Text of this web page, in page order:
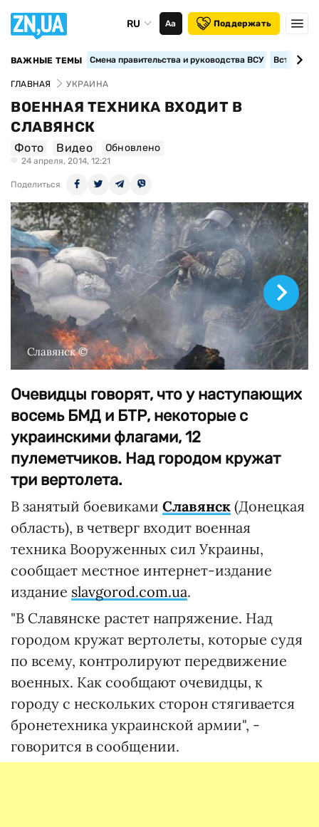
RU Аа Поддержать
ВАЖНЫЕ ТЕМЫ Смена правительства и руководства ВСУ
ГЛАВНАЯ УКРАИНА
ВОЕННАЯ ТЕХНИКА ВХОДИТ В
СЛАВЯНСК
Фото Видео Обновлено
24 апреля, 2014, 12:21
Поделиться
Славянск ©
Очевидцы говорят, что у наступающих
восемь БМД и БТР, некоторые с
украинскими флагами, 12
пулеметчиков. Над городом кружат
три вертолета.
В занятый боевиками Славянск (Донецкая
область), в четверг входит военная
техника Вооруженных сил Украины,
сообщает местное интернет-издание
издание slavgorod.com.ua.
"В Славянске растет напряжение. Над
городом кружат вертолеты, которые судя
по всему, контролируют передвижение
военных. Как сообщают очевидцы, к
городу с нескольких сторон стягивается
бронетехника украинской армии", -
говорится в сообщении.